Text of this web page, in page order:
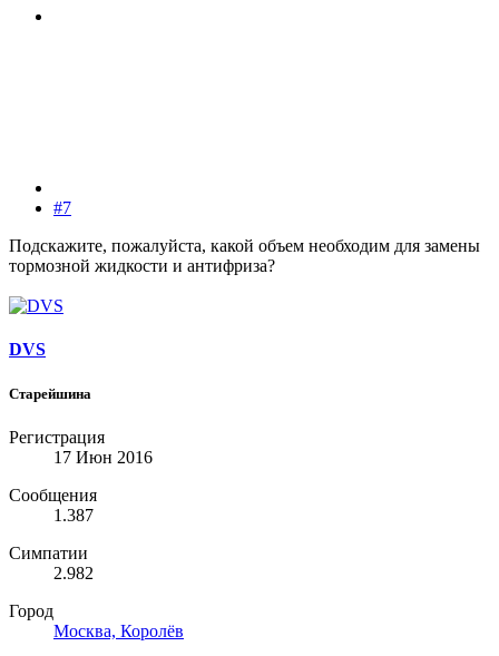
#7
Подскажите, пожалуйста, какой объем необходим для замены
тормозной жидкости и антифриза?
DVS
Старейшина
Регистрация
17 Июн 2016
Сообщения
1.387
Симпатии
2.982
Город
Москва, Королёв